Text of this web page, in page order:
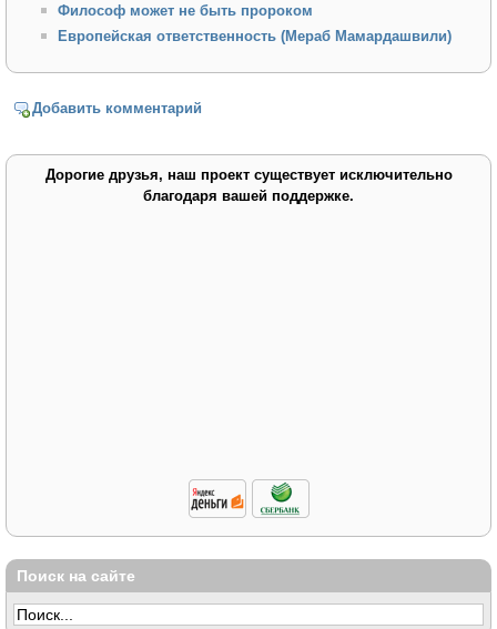
Философ можeт не быть пророком
Европейская ответственность (Мераб Мамардашвили)
Добавить комментарий
Дорогие друзья, наш проект существует исключительно
благодаря вашей поддержке.
Поиск на сайте